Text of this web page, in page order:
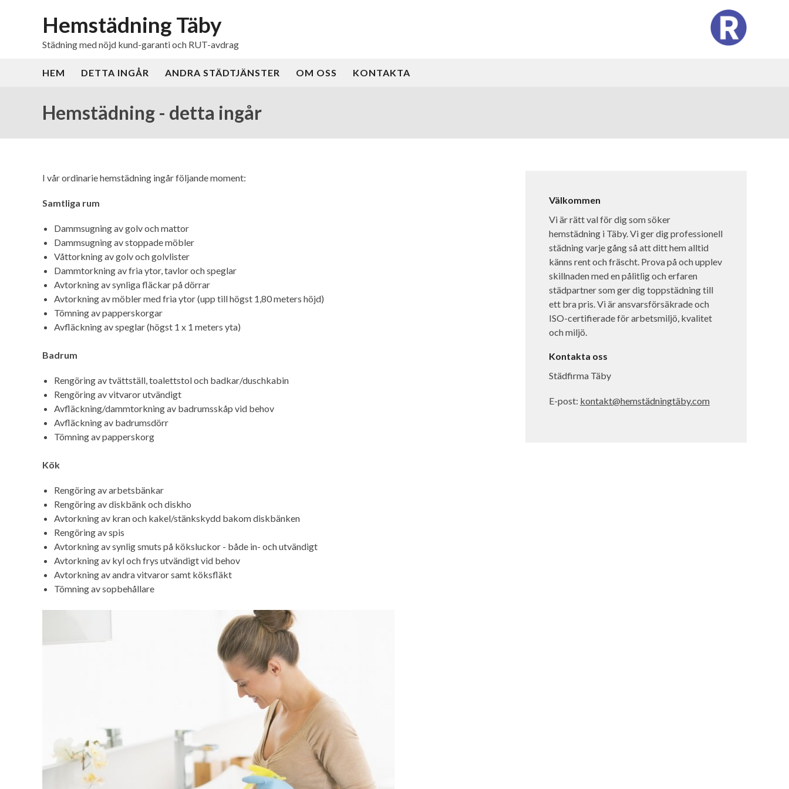
Hemstädning Täby
Städning med nöjd kund-garanti och RUT-avdrag
HEM DETTA INGÅR ANDRA STÄDTJÄNSTER OM OSS KONTAKTA
Hemstädning - detta ingår
I vår ordinarie hemstädning ingår följande moment:
Samtliga rum
Dammsugning av golv och mattor
Dammsugning av stoppade möbler
Våttorkning av golv och golvlister
Dammtorkning av fria ytor, tavlor och speglar
Avtorkning av synliga fläckar på dörrar
Avtorkning av möbler med fria ytor (upp till högst 1,80 meters höjd)
Tömning av papperskorgar
Avfläckning av speglar (högst 1 x 1 meters yta)
Badrum
Rengöring av tvättställ, toalettstol och badkar/duschkabin
Rengöring av vitvaror utvändigt
Avfläckning/dammtorkning av badrumsskåp vid behov
Avfläckning av badrumsdörr
Tömning av papperskorg
Kök
Rengöring av arbetsbänkar
Rengöring av diskbänk och diskho
Avtorkning av kran och kakel/stänkskydd bakom diskbänken
Rengöring av spis
Avtorkning av synlig smuts på köksluckor - både in- och utvändigt
Avtorkning av kyl och frys utvändigt vid behov
Avtorkning av andra vitvaror samt köksfläkt
Tömning av sopbehållare
Välkommen
Vi är rätt val för dig som söker
hemstädning i Täby. Vi ger dig professionell
städning varje gång så att ditt hem alltid
känns rent och fräscht. Prova på och upplev
skillnaden med en pålitlig och erfaren
städpartner som ger dig toppstädning till
ett bra pris. Vi är ansvarsförsäkrade och
ISO-certifierade för arbetsmiljö, kvalitet
och miljö.
Kontakta oss
Städfirma Täby
E-post: kontakt@hemstädningtäby.com